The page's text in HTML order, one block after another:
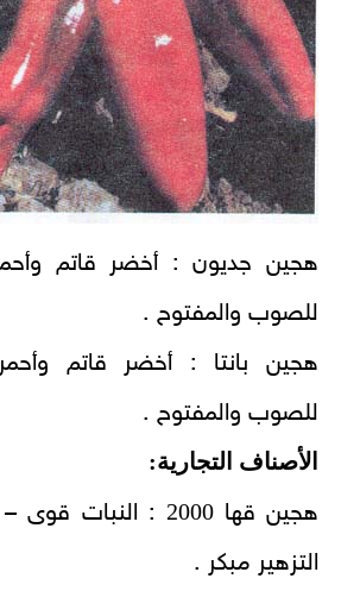
هجين جديون : أخضر قاتم
للصوب والمفتوح .
هجين بانتا : أخضر قاتم
للصوب والمفتوح .
الأصناف التجارية:
هجين قها2000 : النبات قوى –
التزهير مبكر .